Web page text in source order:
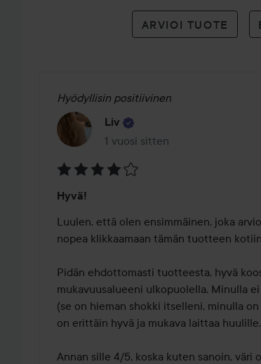
ARVIOI TUOTE
Hyödyllisin positiivinen
Liv
1 vuosi sitten
Viesti luotiin 1 vuosi sitten
4
/
5
Hyvä!
Luulen, että olen ensimmäinen, joka
nopea klikkaamaan tämän tuotteen
Pidän ehdottomasti tuotteesta, hyvä
mukavuusalueeni ulkopuolella. Minulla
(se on hieman shokki itselleni, minulla
on erittäin hyvä ja mukava laittaa huulille.
Annan sille 4/5, koska kuten sanoin, väri